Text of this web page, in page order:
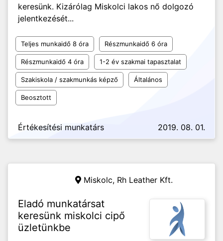
keresünk. Kizárólag Miskolci lakos nő dolgozó
jelentkezését...
Teljes munkaidő 8 óra Részmunkaidő 6 óra
Részmunkaidő 4 óra 1-2 év szakmai tapasztalat
Szakiskola / szakmunkás képző Általános
Beosztott
Értékesítési munkatárs 2019. 08. 01.
Miskolc, Rh Leather Kft.
Eladó munkatársat
keresünk miskolci cipő
üzletünkbe